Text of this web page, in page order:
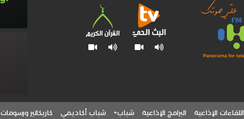
اللقاءات الإذاعية البرامج الإذاعية شباب+ شباب أكاديمي كاريكاتير ورسومات